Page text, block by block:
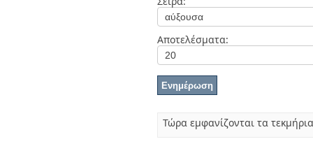
Αποτελέσματα:
Τώρα εμφανίζονται τα